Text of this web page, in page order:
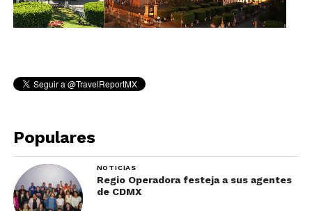
Populares
NOTICIAS
Regio Operadora festeja a sus agentes
de CDMX